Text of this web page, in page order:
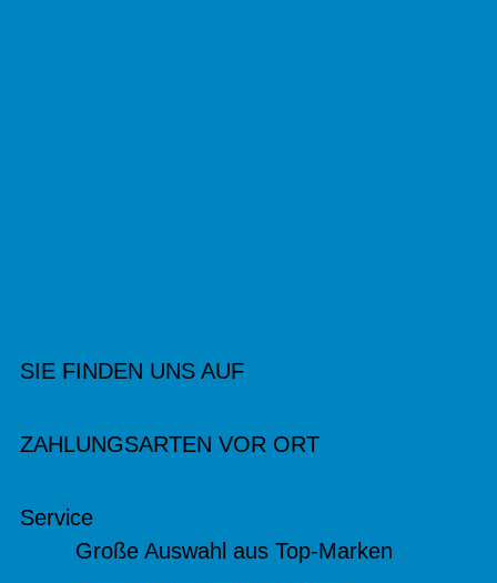
SIE FINDEN UNS AUF
ZAHLUNGSARTEN VOR ORT
Service
Große Auswahl aus Top-Marken